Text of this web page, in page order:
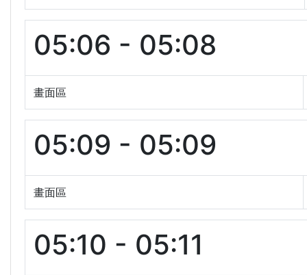
05:06 - 05:08
畫面區
05:09 - 05:09
畫面區
05:10 - 05:11